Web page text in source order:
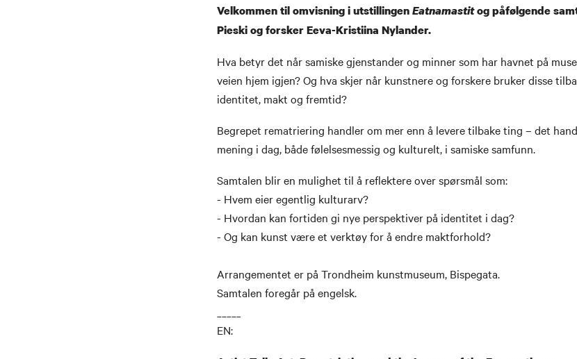
Velkommen til omvisning i utstillingenEatnamastitog påfølgende
Pieski og forsker Eeva-Kristiina Nylander.
Hva betyr det når samiske gjenstander og minner som har havnet på
veien hjem igjen? Og hva skjer når kunstnere og forskere bruker disse
identitet, makt og fremtid?
Begrepet rematriering handler om mer enn å levere tilbake ting – det
mening i dag, både følelsesmessig og kulturelt, i samiske samfunn.
Samtalen blir en mulighet til å reflektere over spørsmål som:
- Hvem eier egentlig kulturarv?
- Hvordan kan fortiden gi nye perspektiver på identitet i dag?
- Og kan kunst være et verktøy for å endre maktforhold?
Arrangementet er på Trondheim kunstmuseum, Bispegata.
Samtalen foregår på engelsk.
EN: